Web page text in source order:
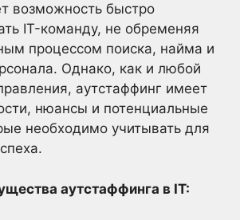
возможность быстро
IT-команду, не обременяя
процессом поиска, найма и
Однако, как и любой
аутстаффинг имеет
нюансы и потенциальные
необходимо учитывать для
аутстаффинга в IT: